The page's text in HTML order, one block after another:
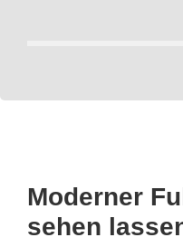
Moderner
sehen